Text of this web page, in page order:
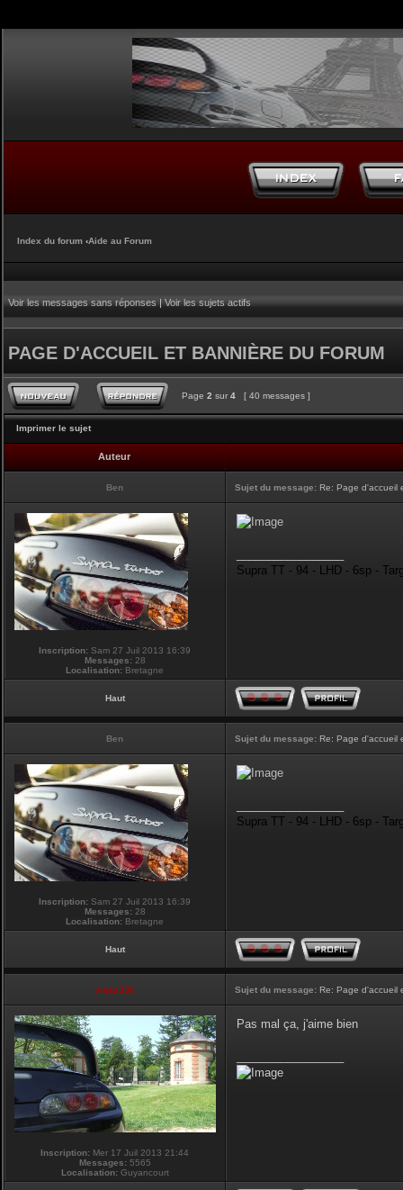
Index du forum ‹Aide au Forum
Voir les messages sans réponses|Voir les sujets actifs
PAGE D'ACCUEIL ET BANNIÈRE DU FORUM
Page 2 sur 4 [ 40 messages ]
Imprimer le sujet
Auteur
Ben Sujet du message: Re: Page d'accueil
Inscription: Sam 27 Juil 2013 16:39
Messages: 28
Localisation: Bretagne
Supra TT - 94 - LHD - 6sp -
Haut
Ben Sujet du message: Re: Page d'accueil
Inscription: Sam 27 Juil 2013 16:39
Messages: 28
Localisation: Bretagne
Supra TT - 94 - LHD - 6sp -
Haut
vmax330 Sujet du message: Re: Page d'accueil
Inscription: Mer 17 Juil 2013 21:44
Messages: 5565
Localisation: Guyancourt
Pas mal ça, j'aime bien